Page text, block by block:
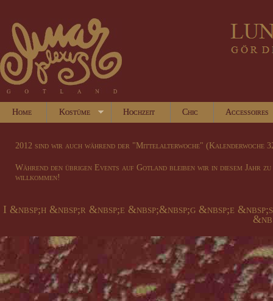
Home Kostüme Hochzeit Chic Accessoires
2012 sind wir auch während der "Mittelalterwoche" (Kalenderwoche
Während den übrigen Events auf Gotland bleiben wir in diesem Jahr
willkommen!
I &nbsp;h &nbsp;r &nbsp;e &nbsp;&nbsp;g &nbsp;e